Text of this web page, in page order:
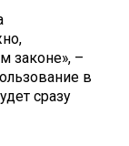
законе», –
в
сразу